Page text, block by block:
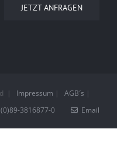
JETZT ANFRAGEN
| Impressum | AGB´s |
3816877-0 Email